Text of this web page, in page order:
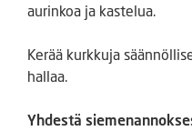
aurinkoa ja kastelua.
Kerää kurkkuja
hallaa.
Yhdestä